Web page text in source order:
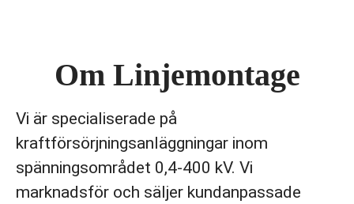
Om Linjemontage
Vi är specialiserade på
kraftförsörjningsanläggningar inom
spänningsområdet 0,4-400 kV. Vi
marknadsför och säljer kundanpassade